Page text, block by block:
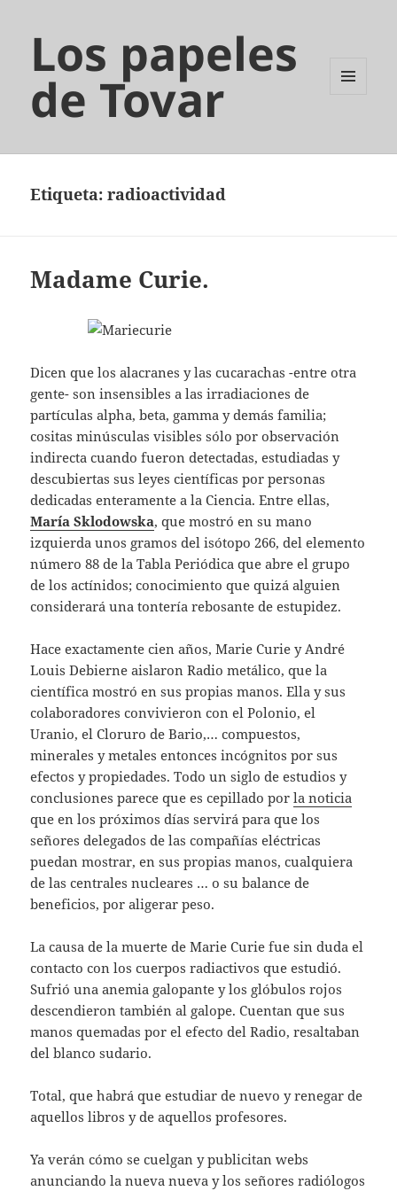
Los papeles
de Tovar
Etiqueta:radioactividad
Madame Curie.
Dicen que los alacranes y las cucarachas -entre otra
gente- son insensibles a las irradiaciones de
partículas alpha, beta, gamma y demás familia;
cositas minúsculas visibles sólo por observación
indirecta cuando fueron detectadas, estudiadas y
descubiertas sus leyes científicas por personas
dedicadas enteramente a la Ciencia. Entre ellas,
María Sklodowska, que mostró en su mano
izquierda unos gramos del isótopo 266, del elemento
número 88 de la Tabla Periódica que abre el grupo
de los actínidos; conocimiento que quizá alguien
considerará una tontería rebosante de estupidez.
Hace exactamente cien años, Marie Curie y André
Louis Debierne aislaron Radio metálico, que la
científica mostró en sus propias manos. Ella y sus
colaboradores convivieron con el Polonio, el
Uranio, el Cloruro de Bario,… compuestos,
minerales y metales entonces incógnitos por sus
efectos y propiedades. Todo un siglo de estudios y
conclusiones parece que es cepillado porla noticia
que en los próximos días servirá para que los
señores delegados de las compañías eléctricas
puedan mostrar, en sus propias manos, cualquiera
de las centrales nucleares … o su balance de
beneficios, por aligerar peso.
La causa de la muerte de Marie Curie fue sin duda el
contacto con los cuerpos radiactivos que estudió.
Sufrió una anemia galopante y los glóbulos rojos
descendieron también al galope. Cuentan que sus
manos quemadas por el efecto del Radio, resaltaban
del blanco sudario.
Total, que habrá que estudiar de nuevo y renegar de
aquellos libros y de aquellos profesores.
Ya verán cómo se cuelgan y publicitan webs
anunciando la nueva nueva y los señores radiólogos